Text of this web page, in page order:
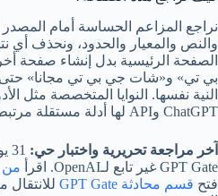
نراجع المزاعم الحساسة أمام المصدر
والنص والمعيار والحدود، ونحذف أي
الصفحة الرئيسية بدل إنشاء
بي تي» و«شات جي بي تي مجانا»
النية نفسها. النوايا المتخصصة مثل
ChatGPT وAPI لها أدلة مستقلة مرتبطة من هذه الصفحة.
آخر مراجعة تحريرية واختبار حي:
GPT Gate غير تابع لـOpenAI. اقرأ
من
فتح قسم محادثة GPT Gate
للانتقال